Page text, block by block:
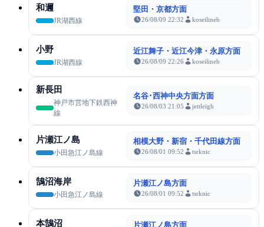
和邇
JR湖西線
堅田・京都方面
26/08/09 22:32 koseilineb
小野
JR湖西線
近江舞子・近江今津・永原方面
26/08/09 22:26 koseilineb
新長田
神戸市営地下鉄西神
線
名谷･西神中央方面方面
26/08/03 21:05 jettleigh
片瀬江ノ島
小田急江ノ島線
相模大野・新宿・千代田線方面
26/08/01 09:52 tsrknic
鵠沼海岸
小田急江ノ島線
片瀬江ノ島方面
26/08/01 09:52 tsrknic
本鵠沼 片瀬江ノ島方面